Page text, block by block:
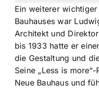
Ein weiterer
Bauhauses war
Architekt und
bis 1933 hatte er
die Gestaltung und
Seine „Less is
Neue Bauhaus und